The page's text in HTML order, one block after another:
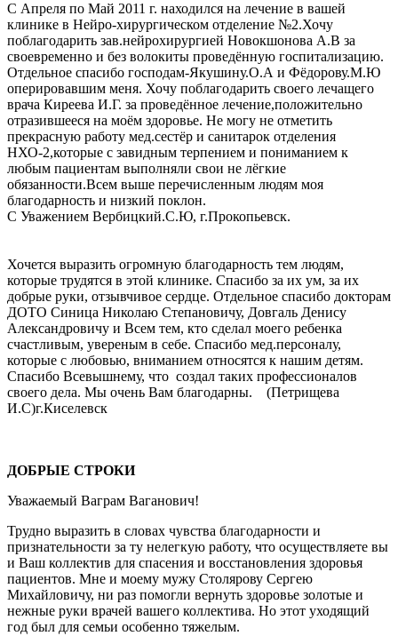
С Апреля по Май 2011 г. находился на лечение в вашей
клинике в Нейро-хирургическом отделение №2.Хочу
поблагодарить зав.нейрохирургией Новокшонова А.В за
своевременно и без волокиты проведённую госпитализацию.
Отдельное спасибо господам-Якушину.О.А и Фёдорову.М.Ю
оперировавшим меня. Хочу поблагодарить своего лечащего
врача Киреева И.Г. за проведённое лечение,положительно
отразившееся на моём здоровье. Не могу не отметить
прекрасную работу мед.сестёр и санитарок отделения
НХО-2,которые с завидным терпением и пониманием к
любым пациентам выполняли свои не лёгкие
обязанности.Всем выше перечисленным людям моя
благодарность и низкий поклон.
С Уважением Вербицкий.С.Ю, г.Прокопьевск.
Хочется выразить огромную благодарность тем людям,
которые трудятся в этой клинике. Спасибо за их ум, за их
добрые руки, отзывчивое сердце. Отдельное спасибо докторам
ДОТО Синица Николаю Степановичу, Довгаль Денису
Александровичу и Всем тем, кто сделал моего ребенка
счастливым, увереным в себе. Спасибо мед.персоналу,
которые с любовью, вниманием относятся к нашим детям.
Спасибо Всевышнему, что создал таких профессионалов
своего дела. Мы очень Вам благодарны. (Петрищева
И.С)г.Киселевск
ДОБРЫЕ СТРОКИ
Уважаемый Ваграм Ваганович!
Трудно выразить в словах чувства благодарности и
признательности за ту нелегкую работу, что осуществляете вы
и Ваш коллектив для спасения и восстановления здоровья
пациентов. Мне и моему мужу Столярову Сергею
Михайловичу, ни раз помогли вернуть здоровье золотые и
нежные руки врачей вашего коллектива. Но этот уходящий
год был для семьи особенно тяжелым.